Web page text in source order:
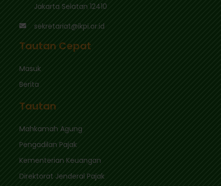
Jakarta Selatan 12410
sekretariat@ikpi.or.id
Tautan Cepat
Masuk
Berita
Tautan
Mahkamah Agung
Pengadilan Pajak
Kementerian Keuangan
Direktorat Jenderal Pajak